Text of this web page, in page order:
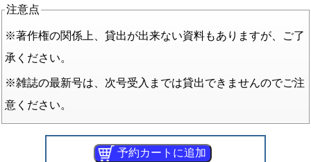
注意点
※著作権の関係上、貸出が出来ない資料もありますが、ご了
承ください。
※雑誌の最新号は、次号受入までは貸出できませんのでご注
意ください。